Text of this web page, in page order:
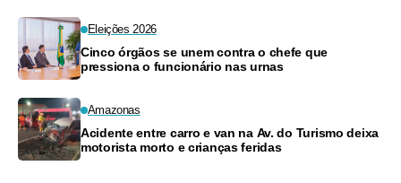
Eleições 2026
Cinco órgãos se unem contra o chefe que
pressiona o funcionário nas urnas
Amazonas
Acidente entre carro e van na Av. do Turismo deixa
motorista morto e crianças feridas